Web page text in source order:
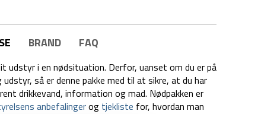
BRAND FAQ
udstyr i en nødsituation. Derfor, uanset om du er på
så er denne pakke med til at sikre, at du har
drikkevand, information og mad. Nødpakken er
anbefalingerog tjekliste for, hvordan man